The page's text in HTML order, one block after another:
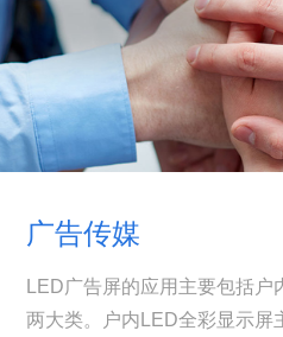
广告传媒
LED广告屏的应用主要包括
两大类。户内LED全彩显示屏